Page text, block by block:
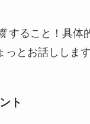
すること！具体
とお話しします
ト